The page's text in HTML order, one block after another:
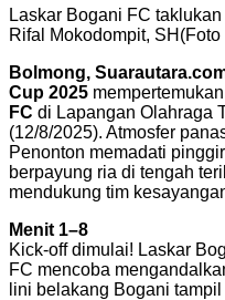
Laskar Bogani FC
Rifal Mokodompit, SH(Foto
Bolmong,
Cup 2025 mempertemukan
FC di Lapangan Olahraga
(12/8/2025). Atmosfer
Penonton memadati
berpayung ria di tengah
mendukung tim
Menit 1–8
Kick-off dimulai! Laskar
FC mencoba
lini belakang Bogani